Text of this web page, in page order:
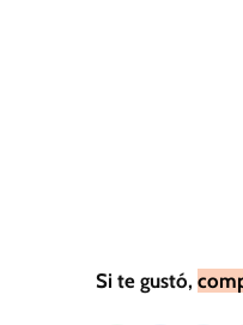
Si te gustó,